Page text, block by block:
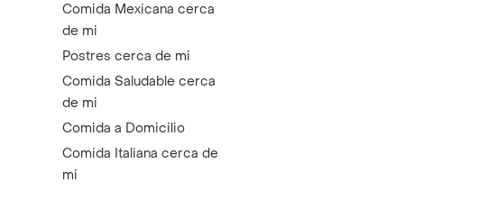
Comida Mexicana cerca
de mi
Postres cerca de mi
Comida Saludable cerca
de mi
Comida a Domicilio
Comida Italiana cerca de
mi